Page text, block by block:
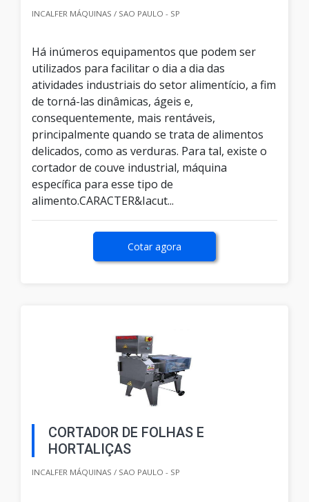
INCALFER MÁQUINAS / SAO PAULO - SP
Há inúmeros equipamentos que podem ser
utilizados para facilitar o dia a dia das
atividades industriais do setor alimentício, a fim
de torná-las dinâmicas, ágeis e,
consequentemente, mais rentáveis,
principalmente quando se trata de alimentos
delicados, como as verduras. Para tal, existe o
cortador de couve industrial, máquina
específica para esse tipo de
alimento.CARACTER&Iacut...
Cotar agora
CORTADOR DE FOLHAS E
HORTALIÇAS
INCALFER MÁQUINAS / SAO PAULO - SP